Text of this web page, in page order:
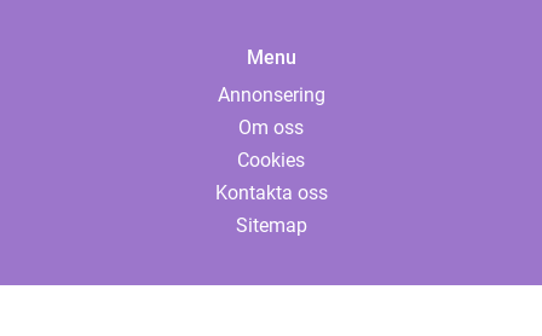
Menu
Annonsering
Om oss
Cookies
Kontakta oss
Sitemap